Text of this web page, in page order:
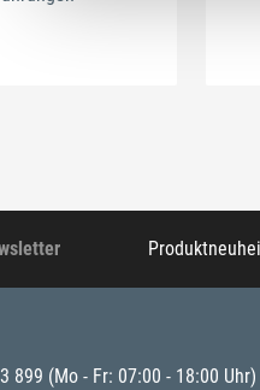
899 (Mo - Fr: 07:00 - 18:00 Uhr)